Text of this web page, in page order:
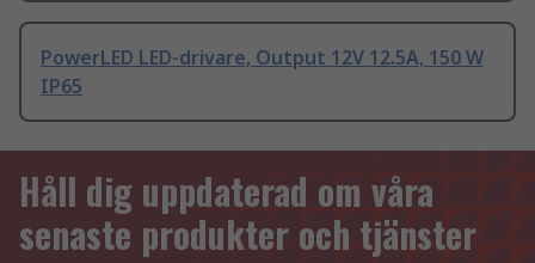
PowerLED LED-drivare, Output 12V 12.5A, 150 W
IP65
Håll dig uppdaterad om våra
senaste produkter och tjänster